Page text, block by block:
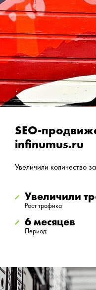
SEO-
infinumus.ru
Увеличили количество
Увеличили
Рост трафика
6 месяцев
Период: